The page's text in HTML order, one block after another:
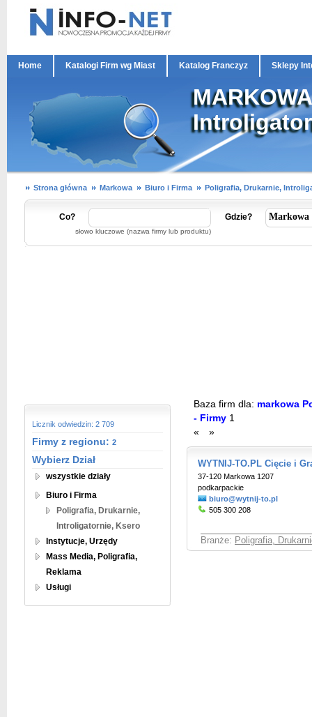
Home Katalogi Firm wg Miast Katalog Franczyz Sklepy
Strona główna Markowa Biuro i Firma Poligrafia, Drukarnie,
Co?
słowo kluczowe (nazwa firmy lub produktu)
Gdzie?
Licznik odwiedzin: 2 709
Firmy z regionu: 2
Wybierz Dział
wszystkie działy
Biuro i Firma
Poligrafia, Drukarnie,
Introligatornie, Ksero
Instytucje, Urzędy
Mass Media, Poligrafia,
Reklama
Usługi
Baza firm dla: markowa
- Firmy 1
«
»
WYTNIJ-TO.PL Cięcie i
37-120 Markowa 1207
podkarpackie
biuro@wytnij-to.pl
505 300 208
Branże: Poligrafia,